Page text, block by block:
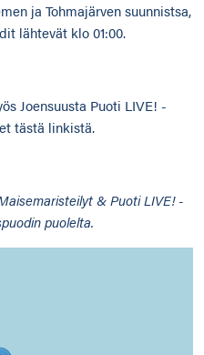
ja Tohmajärven suunnistsa,
lähtevät klo 01:00.
Joensuusta Puoti LIVE! -
tästä linkistä.
& Puoti LIVE! -
puolelta.